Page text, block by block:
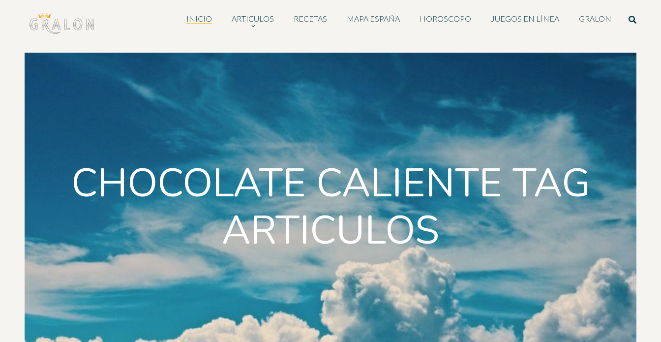
INICIO ARTICULOS RECETAS MAPA ESPAÑA HOROSCOPO JUEGOS EN LÍNEA GRALON
CHOCOLATE CALIENTE TAG
ARTICULOS